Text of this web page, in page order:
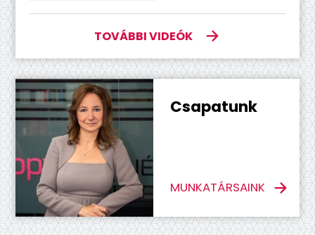
TOVÁBBI VIDEÓK
Csapatunk
MUNKATÁRSAINK